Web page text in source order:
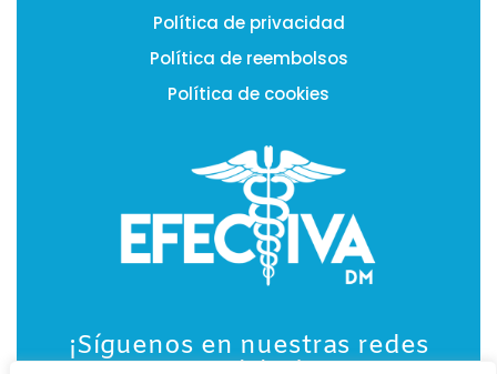
Política de privacidad
Política de reembolsos
Política de cookies
¡Síguenos en nuestras redes